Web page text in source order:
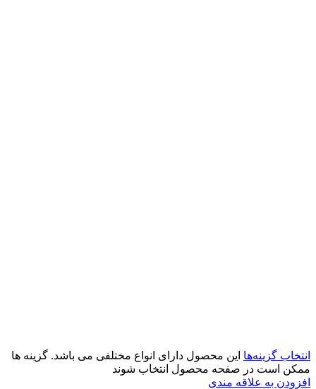
انتخاب گزینه‌ها این محصول دارای انواع مختلفی می باشد. گزینه ها
ممکن است در صفحه محصول انتخاب شوند
افزودن به علاقه مندی